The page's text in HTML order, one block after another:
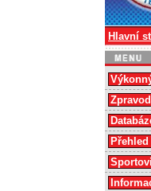
Hlavní